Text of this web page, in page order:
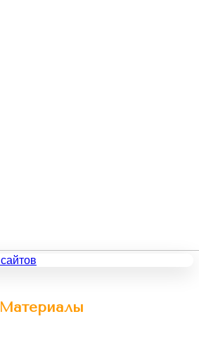
Материалы